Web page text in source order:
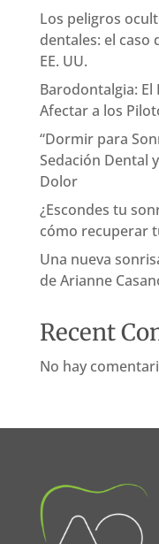
Los peligros
dentales: el caso
EE. UU.
Barodontalgia:
Afectar a los
“Dormir para
Sedación Dental
Dolor
¿Escondes tu
cómo recuperar
Una nueva
de Arianne
Recent
No hay